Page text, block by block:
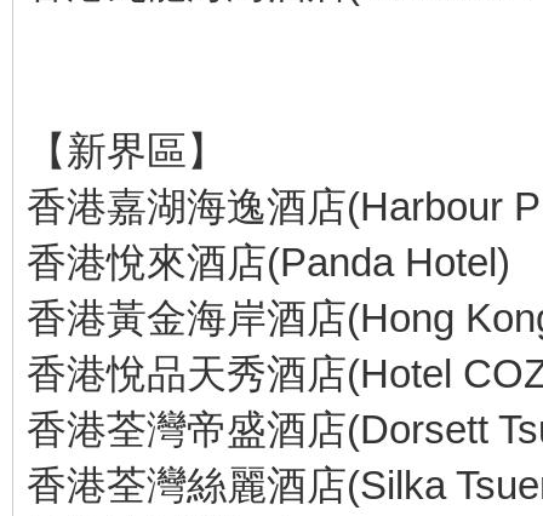
【新界區】
香港嘉湖海逸酒店(Harbour
香港悅來酒店(Panda Hotel)
香港黃金海岸酒店(Hong
香港悅品天秀酒店(Hotel
香港荃灣帝盛酒店(Dorsett
香港荃灣絲麗酒店(Silka